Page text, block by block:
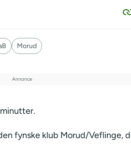
Morud
fynske klub Morud/Veflinge,